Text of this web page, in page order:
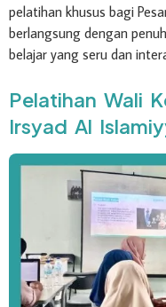
pelatihan khusus bagi
berlangsung dengan
belajar yang seru dan
Pelatihan Wali
Irsyad Al